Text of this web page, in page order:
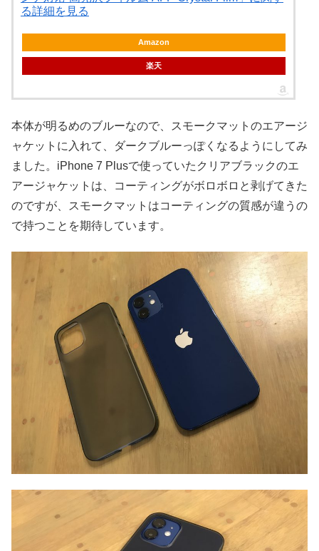
る詳細を見る
Amazon
楽天
本体が明るめのブルーなので、スモークマットのエアージ
ャケットに入れて、ダークブルーっぽくなるようにしてみ
ました。iPhone 7 Plusで使っていたクリアブラックのエ
アージャケットは、コーティングがボロボロと剥げてきた
のですが、スモークマットはコーティングの質感が違うの
で持つことを期待しています。